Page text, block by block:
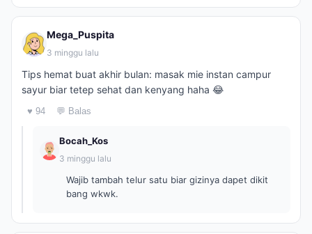
Mega_Puspita
3 minggu lalu
Tips hemat buat akhir bulan: masak mie instan campur
sayur biar tetep sehat dan kenyang haha 😂
♥ 94 💬 Balas
Bocah_Kos
3 minggu lalu
Wajib tambah telur satu biar gizinya dapet dikit
bang wkwk.